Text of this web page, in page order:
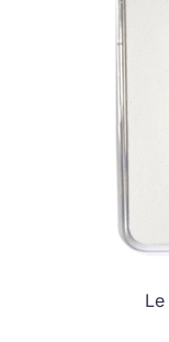
Le